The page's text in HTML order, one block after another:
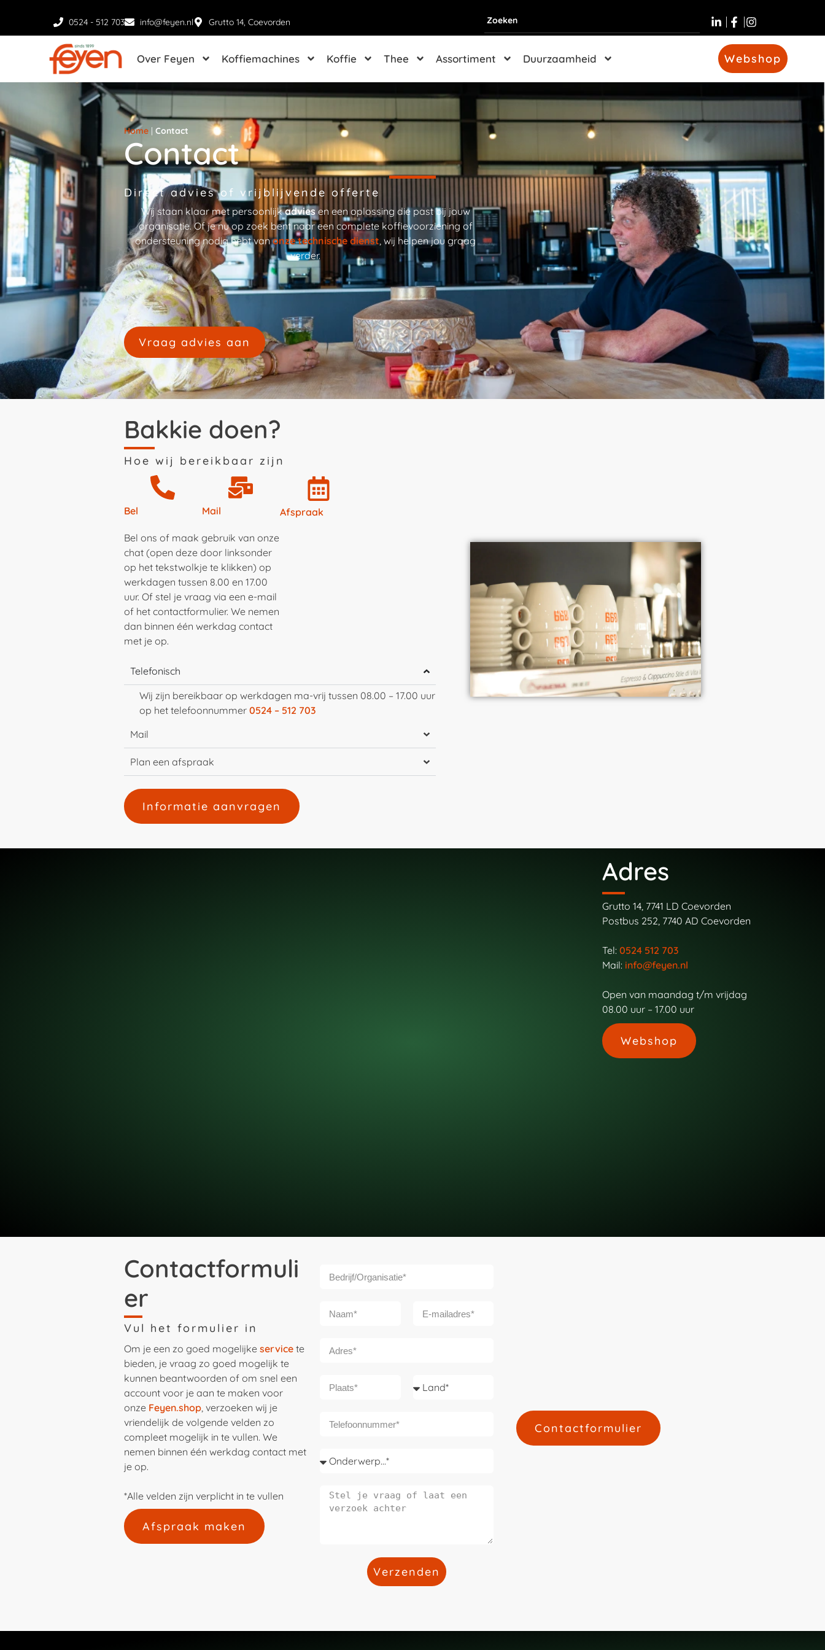
0524 - 512 703 info@feyen.nl Grutto 14, Coevorden
Over Feyen Koffiemachines Koffie Thee Assortiment Duurzaamheid Webshop
Home| Contact
Contact
Direct advies of vrijblijvende offerte
Wij staan klaar met persoonlijkadviesen een oplossing die past bij jouw
organisatie. Of je nu op zoek bent naar een complete koffievoorziening of
ondersteuning nodig hebt vanonze technische dienst, wij helpen jou graag
verder.
Vraag advies aan
Bakkie doen?
Hoe wij bereikbaar zijn
Bel Mail Afspraak
Bel ons of maak gebruik van onze
chat (open deze door linksonder
op het tekstwolkje te klikken) op
werkdagen tussen 8.00 en 17.00
uur. Of stel je vraag via een e-mail
of het contactformulier. We nemen
dan binnen één werkdag contact
met je op.
Telefonisch
Wij zijn bereikbaar op werkdagen ma-vrij tussen 08.00 – 17.00 uur
op het telefoonnummer 0524 – 512 703
Mail
Plan een afspraak
Informatie aanvragen
Adres
Grutto 14, 7741 LD Coevorden
Postbus 252, 7740 AD Coevorden
Tel:0524 512 703
Mail: info@feyen.nl
Open van maandag t/m vrijdag
08.00 uur – 17.00 uur
Webshop
Contactformuli
er
Vul het formulier in
Om je een zo goed mogelijke servicete
bieden, je vraag zo goed mogelijk te
kunnen beantwoorden of om snel een
account voor je aan te maken voor
onze Feyen.shop, verzoeken wij je
vriendelijk de volgende velden zo
compleet mogelijk in te vullen. We
nemen binnen één werkdag contact met
je op.
*Alle velden zijn verplicht in te vullen
Afspraak maken
Verzenden
Contactformulier